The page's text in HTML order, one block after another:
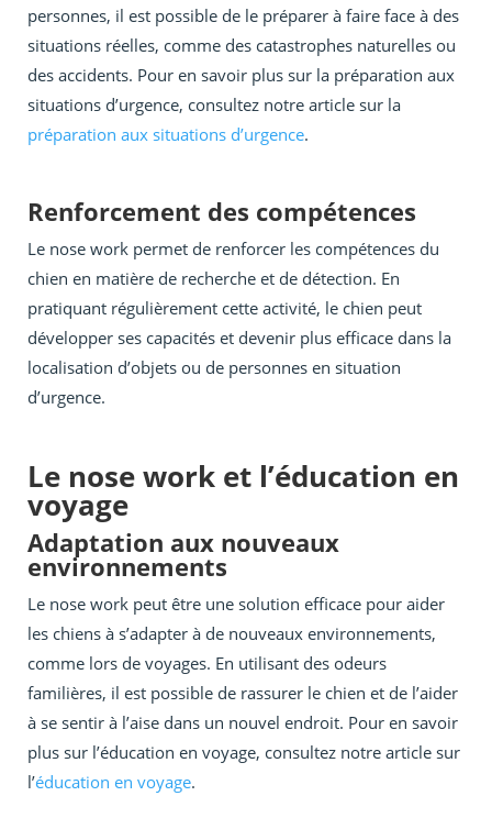
personnes, il est possible de le préparer à faire face à des
situations réelles, comme des catastrophes naturelles ou
des accidents. Pour en savoir plus sur la préparation aux
situations d’urgence, consultez notre article sur la
préparation aux situations d’urgence.
Renforcement des compétences
Le nose work permet de renforcer les compétences du
chien en matière de recherche et de détection. En
pratiquant régulièrement cette activité, le chien peut
développer ses capacités et devenir plus efficace dans la
localisation d’objets ou de personnes en situation
d’urgence.
Le nose work et l’éducation en
voyage
Adaptation aux nouveaux
environnements
Le nose work peut être une solution efficace pour aider
les chiens à s’adapter à de nouveaux environnements,
comme lors de voyages. En utilisant des odeurs
familières, il est possible de rassurer le chien et de l’aider
à se sentir à l’aise dans un nouvel endroit. Pour en savoir
plus sur l’éducation en voyage, consultez notre article sur
l’éducation en voyage.